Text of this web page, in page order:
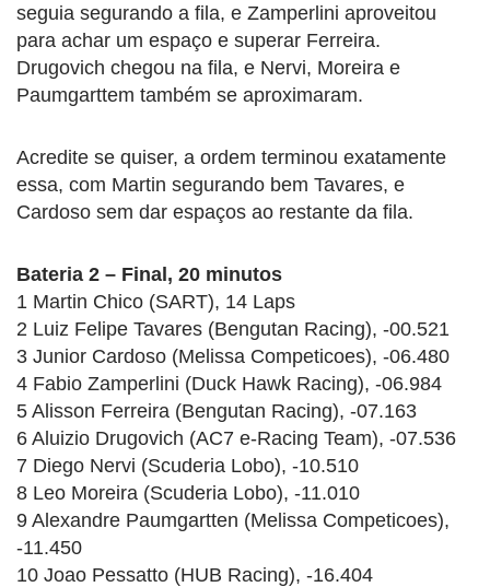
seguia segurando a fila, e Zamperlini aproveitou
para achar um espaço e superar Ferreira.
Drugovich chegou na fila, e Nervi, Moreira e
Paumgarttem também se aproximaram.
Acredite se quiser, a ordem terminou exatamente
essa, com Martin segurando bem Tavares, e
Cardoso sem dar espaços ao restante da fila.
Bateria 2 – Final, 20 minutos
1 Martin Chico (SART), 14 Laps
2 Luiz Felipe Tavares (Bengutan Racing), -00.521
3 Junior Cardoso (Melissa Competicoes), -06.480
4 Fabio Zamperlini (Duck Hawk Racing), -06.984
5 Alisson Ferreira (Bengutan Racing), -07.163
6 Aluizio Drugovich (AC7 e-Racing Team), -07.536
7 Diego Nervi (Scuderia Lobo), -10.510
8 Leo Moreira (Scuderia Lobo), -11.010
9 Alexandre Paumgartten (Melissa Competicoes),
-11.450
10 Joao Pessatto (HUB Racing), -16.404